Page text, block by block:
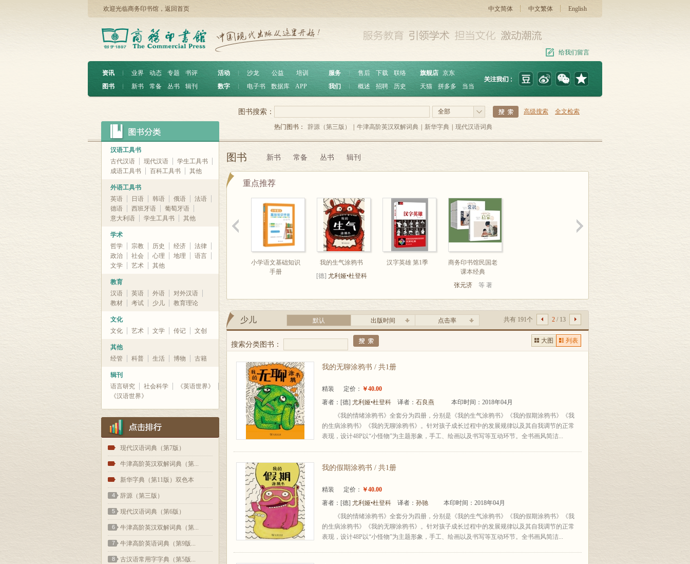
欢迎光临商务印书馆， 返回首页 中文简体 中文繁体 English
给我们留言
资讯 ︱ 业界 动态 专题
书评
图书
︱ 新书 常备 丛书 辑刊
活动 沙龙 公益
培训
数字
电子书 数据库 APP
服务 ︱ 售后 下载
联络
我们
概述 招聘 历史
旗舰店 京东
天猫
拼多多 当当
汉语工具书
古代汉语
现代汉语
学生工具书
成语工具书
百科工具书 其他
外语工具书
英语
日语 韩语 俄语
法语
德语
西班牙语
葡萄牙语
意大利语
学生工具书 其他
学术
哲学
宗教 历史 经济
法律
政治
社会 心理 地理
语言
文学
艺术 其他
教育
汉语
英语 外语
对外汉语
教材
考试 少儿 教育理论
文化
文化
艺术 文学 传记 文创
其他
经管
科普 生活 博物 古籍
辑刊
语言研究
社会科学
《英语世界》
《汉语世界》
1 现代汉语词典（第7版）
2 牛津高阶英汉双解词典（第...
3 新华字典（第11版）双色本
4 辞源（第三版）
5 现代汉语词典（第6版）
6 牛津高阶英汉双解词典（第...
7 牛津高阶英语词典（第9版...
8 古汉语常用字字典（第5版...
全部 高级搜索 全文检索
图书搜索：
热门图书： 辞源（第三版） 牛津高阶英汉双解词典 新华字典 现代汉语词典
图书 新书 常备 丛书 辑刊
重点推荐
小学语文基础知识
手册
我的生气涂鸦书
[德] 尤利娅•杜登科
汉字英雄 第1季
商务印书馆民国老
课本经典
张元济等 著
少儿 默认 出版时间 点击率 共有 191个 2 / 13
大图 列表
搜索分类图书：
我的无聊涂鸦书 / 共1册
精装 定价： ￥40.00
著者： [德] 尤利娅•杜登科 译者： 石良燕
本印时间：2018年04月
《我的情绪涂鸦书》全套分为四册，分别是《我的生气涂鸦书》《我的假期涂鸦书》《我
的生病涂鸦书》《我的无聊涂鸦书》。针对孩子成长过程中的发展规律以及其自我调节的正常
表现，设计48P以“小怪物”为主题形象，手工、绘画以及书写等互动环节。全书画风简洁...
我的假期涂鸦书 / 共1册
精装 定价： ￥40.00
著者： [德] 尤利娅•杜登科 译者： 孙驰
本印时间：2018年04月
《我的情绪涂鸦书》全套分为四册，分别是《我的生气涂鸦书》《我的假期涂鸦书》《我
的生病涂鸦书》《我的无聊涂鸦书》。针对孩子成长过程中的发展规律以及其自我调节的正常
表现，设计48P以“小怪物”为主题形象，手工、绘画以及书写等互动环节。全书画风简洁...